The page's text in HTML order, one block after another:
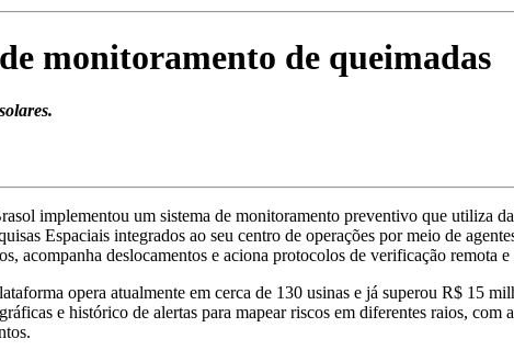
monitoramento de queimadas
implementou um sistema de monitoramento preventivo que utiliza
Espaciais integrados ao seu centro de operações por meio de
acompanha deslocamentos e aciona protocolos de verificação remota
opera atualmente em cerca de 130 usinas e já superou R$ 15
e histórico de alertas para mapear riscos em diferentes raios,